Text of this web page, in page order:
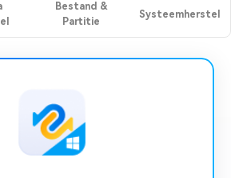
Bestand &
Partitie
Systeemherstel